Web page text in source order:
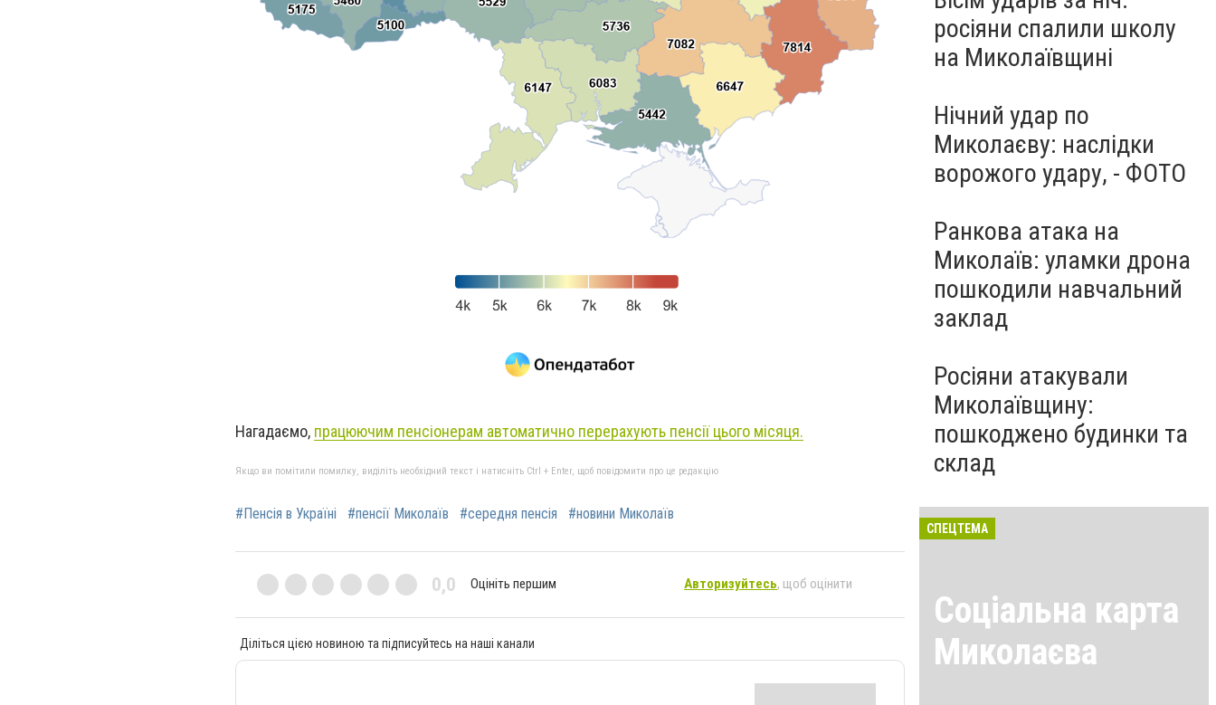
Нагадаємо, працюючим пенсіонерам автоматично перерахують пенсії цього місяця.
Якщо ви помітили помилку, виділіть необхідний текст і натисніть Ctrl + Enter, щоб повідомити про це редакцію
#Пенсія в Україні #пенсії Миколаїв #середня пенсія #новини Миколаїв
0,0 Оцініть першим Авторизуйтесь, щоб оцінити
Діліться цією новиною та підписуйтесь на наші канали
росіяни спалили школу
на Миколаївщині
Нічний удар по
Миколаєву: наслідки
ворожого удару, - ФОТО
Ранкова атака на
Миколаїв: уламки дрона
пошкодили навчальний
заклад
Росіяни атакували
Миколаївщину:
пошкоджено будинки та
склад
СПЕЦТЕМА
Соціальна карта
Миколаєва